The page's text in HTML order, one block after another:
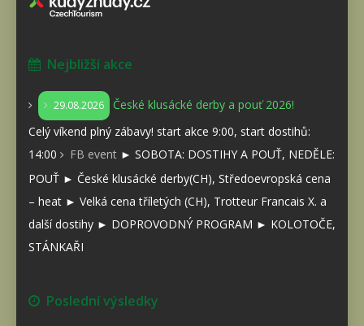
Nejbližší akce
29.08.2026
České klusácké derby a pouť 2026!
Celý víkend plný zábavy! start akce 9:00, start dostihů:
14:00
FB event ► SOBOTA: DOSTIHY A POUŤ, NEDĚLE:
POUŤ ► České klusácké derby(CH), Středoevropská cena
– heat ► Velká cena tříletých (CH), Trotteur Francais X. a
další dostihy ► DOPROVODNÝ PROGRAM ► KOLOTOČE,
STÁNKAŘI
Poslední výsledky